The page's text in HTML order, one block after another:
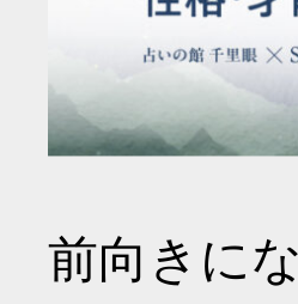
前向きに